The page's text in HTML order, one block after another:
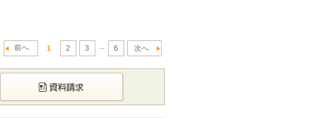
前へ 1 2 3 ... 6 次へ